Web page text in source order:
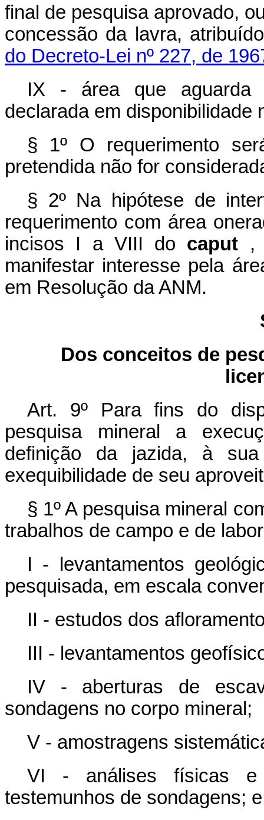
final de pesquisa aprovado,
concessão da lavra,
do Decreto-Lei nº 227, de
IX - área que aguarda
declarada em disponibilidade
§ 1º O requerimento
pretendida não for
§ 2º Na hipótese de
requerimento com área
incisos I a VIII do caput ,
manifestar interesse pela
em Resolução da ANM.
Dos conceitos de
Art. 9º Para fins do
pesquisa mineral a
definição da jazida, à
exequibilidade de seu
§ 1º A pesquisa mineral
trabalhos de campo e de
I - levantamentos
pesquisada, em escala
II - estudos dos
III - levantamentos
IV - aberturas de
sondagens no corpo mineral;
V - amostragens
VI - análises físicas e
testemunhos de sondagens; e